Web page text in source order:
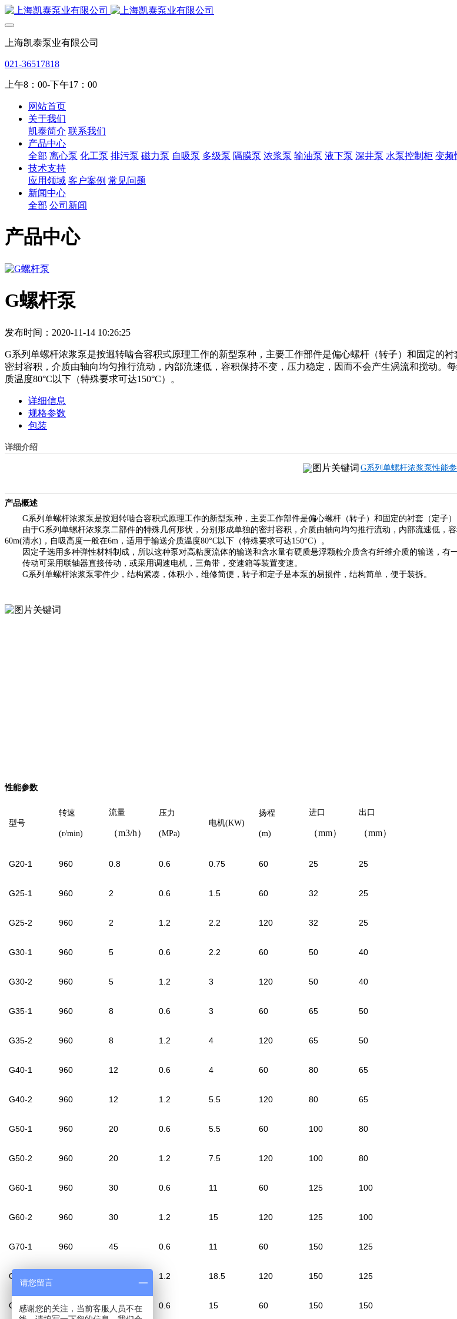
上海凯泰泵业有限公司
021-36517818
上午8：00-下午17：00
网站首页
关于我们
凯泰简介 联系我们
产品中心
全部 离心泵 化工泵 排污泵 磁力泵 自吸泵 多级泵 隔膜泵 浓浆泵 输油泵 液下泵 深井泵 水泵控制柜 变频
技术支持
应用领域 客户案例 常见问题
新闻中心
全部 公司新闻
产品中心
G螺杆泵
发布时间：2020-11-14 10:26:25
G系列单螺杆浓浆泵是按迥转啮合容积式原理工作的新型泵种，主要工作部件是偏心螺杆（转子）和固定的
密封容积，介质由轴向均匀推行流动，内部流速低，容积保持不变，压力稳定，因而不会产生涡流和搅动。
质温度80°C以下（特殊要求可达150°C）。
详细信息
规格参数
包装
详细介绍
G系列单螺杆浓浆泵性能
产品概述
G系列单螺杆浓浆泵是按迥转啮合容积式原理工作的新型泵种，主要工作部件是偏心螺杆（转子）和固定的衬套（定子）
由于G系列单螺杆浓浆泵二部件的特殊几何形状，分别形成单独的密封容积，介质由轴向均匀推行流动，内部流速低，
60m(清水)，自吸高度一般在6m，适用于输送介质温度80°C以下（特殊要求可达150°C）。
因定子选用多种弹性材料制成，所以这种泵对高粘度流体的输送和含水量有硬质悬浮颗粒介质含有纤维介质的输送，有
传动可采用联轴器直接传动，或采用调速电机，三角带，变速箱等装置变速。
G系列单螺杆浓浆泵零件少，结构紧凑，体积小，维修简便，转子和定子是本泵的易损件，结构简单，便于装拆。
性能参数
型号
转速
(r/min)
流量
（m3/h）
压力
(MPa)
电机(KW)
扬程
(m)
进口
（mm）
出口
（mm）
G20-1 960 0.8 0.6 0.75 60 25 25
G25-1 960 2 0.6 1.5 60 32 25
G25-2 960 2 1.2 2.2 120 32 25
G30-1 960 5 0.6 2.2 60 50 40
G30-2 960 5 1.2 3 120 50 40
G35-1 960 8 0.6 3 60 65 50
G35-2 960 8 1.2 4 120 65 50
G40-1 960 12 0.6 4 60 80 65
G40-2 960 12 1.2 5.5 120 80 65
G50-1 960 20 0.6 5.5 60 100 80
G50-2 960 20 1.2 7.5 120 100 80
G60-1 960 30 0.6 11 60 125 100
G60-2 960 30 1.2 15 120 125 100
G70-1 960 45 0.6 11 60 150 125
G70-2 1.2 18.5 120 150 125
G85-1 960 65 0.6 15 60 150 150
请您留言
感谢您的关注，当前客服人员不在